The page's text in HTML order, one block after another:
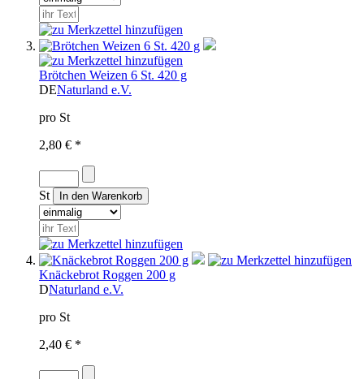
Brötchen Weizen 6 St. 420 g
DENaturland e.V.
pro St
2,80 € *
St
Knäckebrot Roggen 200 g
DNaturland e.V.
pro St
2,40 € *